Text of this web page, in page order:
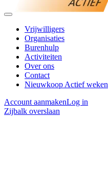
Vrijwilligers
Organisaties
Burenhulp
Activiteiten
Over ons
Contact
Nieuwkoop Actief weken
Account aanmakenLog in
Zijbalk overslaan